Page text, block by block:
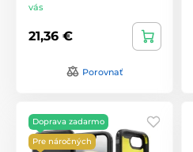
vás
21,36 €
Porovnať
Doprava zadarmo
Pre náročných